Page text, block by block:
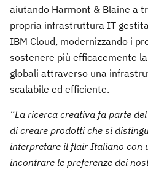
aiutando Harmont & Blaine a
propria infrastruttura IT
IBM Cloud, modernizzando i
sostenere più efficacemente
globali attraverso una
scalabile ed efficiente.
“La ricerca creativa fa parte
di creare prodotti che si
interpretare il flair Italiano con
incontrare le preferenze dei